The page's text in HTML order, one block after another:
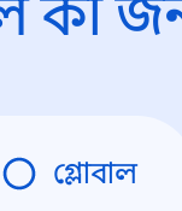
কী
গ্লোবাল